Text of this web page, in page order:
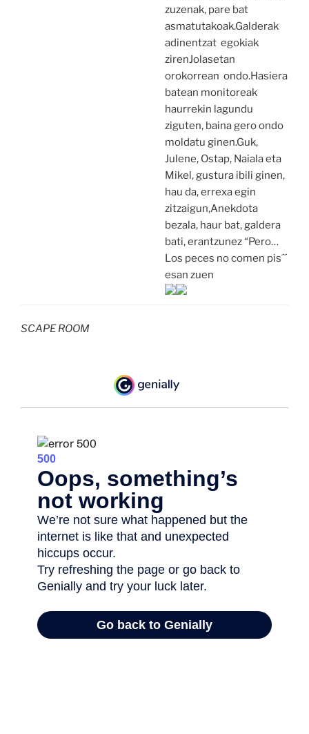
zuzenak, pare bat
asmatutakoak.Galderak
adinentzat egokiak
zirenJolasetan
orokorrean ondo.Hasiera
batean monitoreak
haurrekin lagundu
ziguten, baina gero ondo
moldatu ginen.Guk,
Julene, Ostap, Naiala eta
Mikel, gustura ibili ginen,
hau da, errexa egin
zitzaigun,Anekdota
bezala, haur bat, galdera
bati, erantzunez “Pero…
Los peces no comen pis´´
esan zuen
SCAPE ROOM